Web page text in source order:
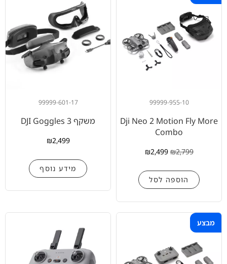
99999-955-10
Dji Neo 2 Motion Fly More
Combo
₪2,799
₪2,499
הוספה לסל
99999-601-17
משקף DJI Goggles 3
₪2,499
מידע נוסף
מבצע